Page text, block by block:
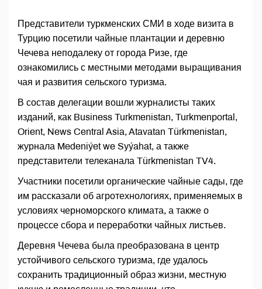
Представители туркменских СМИ в ходе визита в
Турцию посетили чайные плантации и деревню
Чечева неподалеку от города Ризе, где
ознакомились с местными методами выращивания
чая и развития сельского туризма.
В состав делегации вошли журналисты таких
изданий, как Business Turkmenistan, Turkmenportal,
Orient, News Central Asia, Atavatan Türkmenistan,
журнала Medeniýet we Syýahat, а также
представители телеканала Türkmenistan TV4.
Участники посетили органические чайные сады, где
им рассказали об агротехнологиях, применяемых в
условиях черноморского климата, а также о
процессе сбора и переработки чайных листьев.
Деревня Чечева была преобразована в центр
устойчивого сельского туризма, где удалось
сохранить традиционный образ жизни, местную